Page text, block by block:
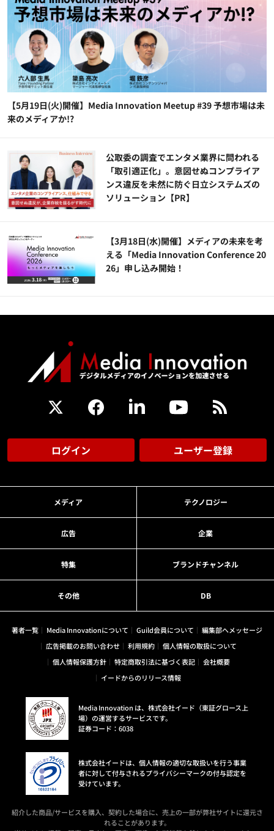
【5月19日(火)開催】Media Innovation Meetup #39 予想市場は未
来のメディアか!?
公​​取委の調査でエンタメ業界に問われる
「取引適正化」。意図せぬコンプライア
ンス違反を未然に防ぐ日立システムズの
ソリューション​【PR】
【3月18日(水)開催】メディアの未来を考
える「Media Innovation Conference 20
26」申し込み開始！
ログイン ユーザー登録
メディア テクノロジー
広告 企業
特集 ブランドチャンネル
その他 DB
著者一覧 Media Innovationについて Guild会員について
編集部へメッセージ
広告掲載のお問い合わせ
利用規約
個人情報の取扱について
個人情報保護方針
特定商取引法に基づく表記
会社概要
イードからのリリース情報
Media Innovation は、株式会社イード（東証グロース上
場）の運営するサービスです。
証券コード：6038
株式会社イードは、個人情報の適切な取扱いを行う事業
者に対して付与されるプライバシーマークの付与認定を
受けています。
紹介した商品/サービスを購入、契約した場合に、売上の一部が弊社サイトに還元さ
れることがあります。